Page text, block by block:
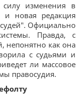
силу изменения в
и новая редакция
судей". Официально
Правда, с
непонятно как она
с судьями и
ли массовое
правосудия.